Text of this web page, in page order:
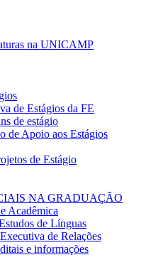
na UNICAMP
de Estágios da FE
de estágio
de Apoio aos Estágios
de Estágio
NA GRADUAÇÃO
Acadêmica
de Línguas
de Relações
e informações